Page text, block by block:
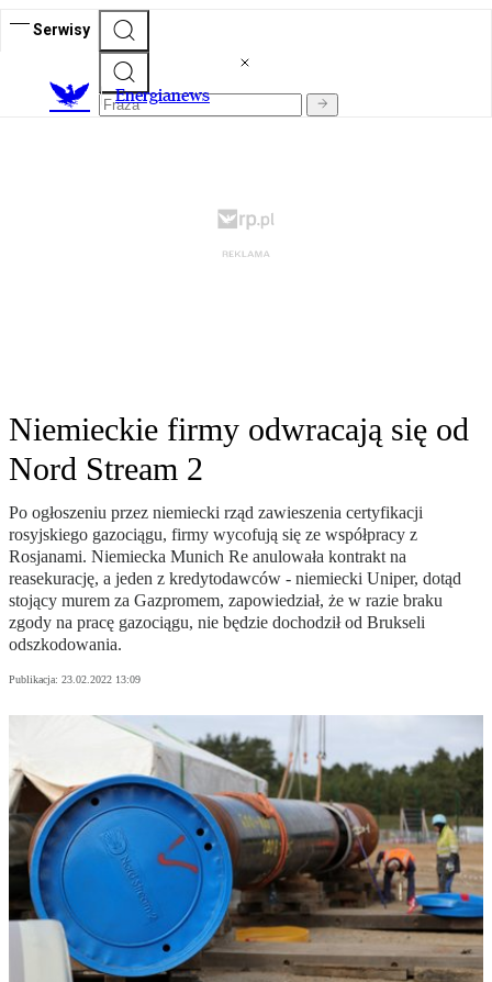
Serwisy
Energianews
Niemieckie firmy odwracają się od
Nord Stream 2
Po ogłoszeniu przez niemiecki rząd zawieszenia certyfikacji
rosyjskiego gazociągu, firmy wycofują się ze współpracy z
Rosjanami. Niemiecka Munich Re anulowała kontrakt na
reasekurację, a jeden z kredytodawców - niemiecki Uniper, dotąd
stojący murem za Gazpromem, zapowiedział, że w razie braku
zgody na pracę gazociągu, nie będzie dochodził od Brukseli
odszkodowania.
Publikacja: 23.02.2022 13:09